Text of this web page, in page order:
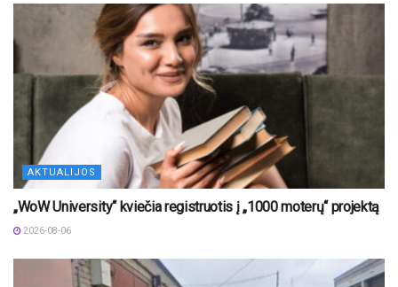
AKTUALIJOS
„WoW University“ kviečia registruotis į „1000 moterų“ projektą
2026-08-06